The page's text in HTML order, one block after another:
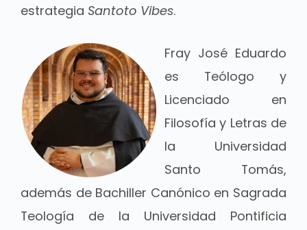
estrategia Santoto Vibes.
Fray José Eduardo
es Teólogo y
Licenciado en
Filosofía y Letras de
la Universidad
Santo Tomás,
además de Bachiller Canónico en Sagrada
Teología de la Universidad Pontificia